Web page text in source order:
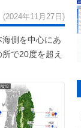
(2024年11月27日)
側を中心にあ
で20度を超え